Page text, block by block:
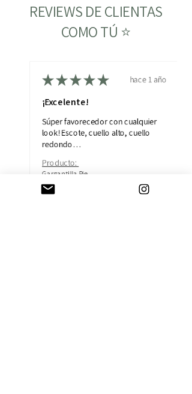
REVIEWS DE CLIENTAS
COMO TÚ ⭐
★★★★★ hace 1 año
¡Excelente!
Súper favorecedor con cualquier
look! Escote, cuello alto, cuello
redondo…
Producto:
Gargantilla Pie...
Isabel B.